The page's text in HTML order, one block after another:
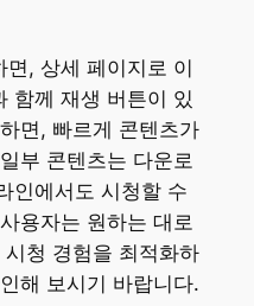
면, 상세 페이지로 이
함께 재생 버튼이 있
면, 빠르게 콘텐츠가
부 콘텐츠는 다운로
인에서도 시청할 수
용자는 원하는 대로
청 경험을 최적화하
해 보시기 바랍니다.